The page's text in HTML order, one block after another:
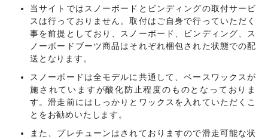
当サイトではスノーボードとビンディングの取付サービ
スは行っておりません。取付はご自身で行っていただく
事を前提としており、スノーボード、ビンディング、ス
ノーボードブーツ商品はそれぞれ梱包された状態での配
送となります。
スノーボードは全モデルに共通して、ベースワックスが
施されていますが酸化防止程度のものとなっておりま
す。滑走前にはしっかりとワックスを入れていただくこ
とをお勧めいたします。
また、プレチューンはされておりますので滑走可能な状